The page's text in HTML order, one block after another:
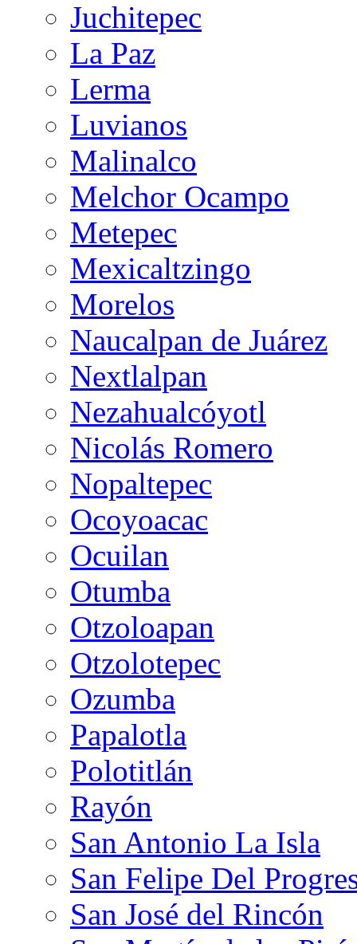
Juchitepec
La Paz
Lerma
Luvianos
Malinalco
Melchor Ocampo
Metepec
Mexicaltzingo
Morelos
Naucalpan de Juárez
Nextlalpan
Nezahualcóyotl
Nicolás Romero
Nopaltepec
Ocoyoacac
Ocuilan
Otumba
Otzoloapan
Otzolotepec
Ozumba
Papalotla
Polotitlán
Rayón
San Antonio La Isla
San Felipe Del
San José del Rincón